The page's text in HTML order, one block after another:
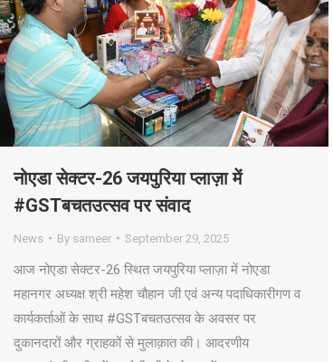
नोएडा सेक्टर-26 जयपुरिया प्लाज़ा में
#GSTबचतउत्सव पर संवाद
News By sameer September 29, 2025
आज नोएडा सेक्टर-26 स्थित जयपुरिया प्लाज़ा में नोएडा
महानगर अध्यक्ष श्री महेश चौहान जी एवं अन्य पदाधिकारीगण व
कार्यकर्ताओं के साथ #GSTबचतउत्सव के अवसर पर
दुकानदारों और ग्राहकों से मुलाक़ात की। आदरणीय